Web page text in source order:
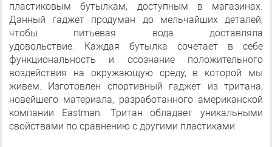
пластиковым бутылкам, доступным в магазинах.
Данный гаджет продуман до мельчайших деталей,
чтобы питьевая вода доставляла
удовольствие. Каждая бутылка сочетает в себе
функциональность и осознание положительного
воздействия на окружающую среду, в которой мы
живем. Изготовлен спортивный гаджет из тритана,
новейшего материала, разработанного американской
компании Eastman. Тритан обладает уникальными
свойствами по сравнению с другими пластиками: